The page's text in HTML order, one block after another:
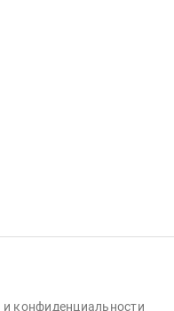
и конфиденциальности